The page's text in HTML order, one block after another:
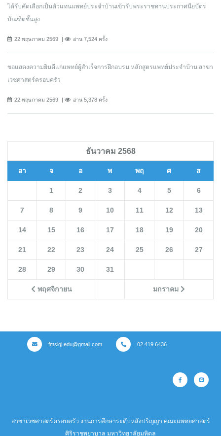
ได้รับคัดเลือกเป็นตัวแทนแพทย์ประจำบ้านเข้ารับพระราชทานประกาศนียบัตร
บัณฑิตชั้นสูง
22 พฤษภาคม 2569 อ่าน 7,524 ครั้ง
ขอแสดงความยินดีแก่แพทย์ผู้สำเร็จการฝึกอบรม หลักสูตรแพทย์ประจำบ้าน สาขา
เวชศาสตร์ครอบครัว
22 พฤษภาคม 2569 อ่าน 5,378 ครั้ง
ธันวาคม 2568
อา จ อ พ พฤ ศ ส
พฤศจิกายน มกราคม
1 2 3 4 5 6
7 8 9 10 11 12 13
14 15 16 17 18 19 20
21 22 23 24 25 26 27
28 29 30 31
fmsigj.edu@gmail.com 02 419 6436
สาขาเวชศาสตร์ครอบครัว งานการศึกษาระดับหลังปริญญา คณะแพทยศาสตร์
ศิริราชพยาบาล มหาวิทยาลัยมหิดล